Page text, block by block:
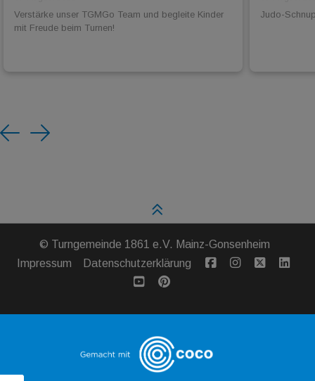
Verstärke unser TGMGo Team und begleite Kinder
mit Freude beim Turnen!
Judo-
Previous
Next
© Turngemeinde 1861 e.V. Mainz-Gonsenheim
Impressum
Datenschutzerklärung